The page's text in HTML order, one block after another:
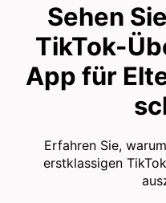
Sehen
TikTok-
App für
Erfahren Sie,
erstklassigen